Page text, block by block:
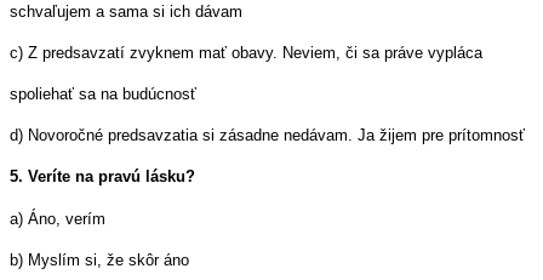
schvaľujem a sama si ich dávam
c) Z predsavzatí zvyknem mať obavy. Neviem, či sa práve vypláca
spoliehať sa na budúcnosť
d) Novoročné predsavzatia si zásadne nedávam. Ja žijem pre prítomnosť
5. Veríte na pravú lásku?
a) Áno, verím
b) Myslím si, že skôr áno